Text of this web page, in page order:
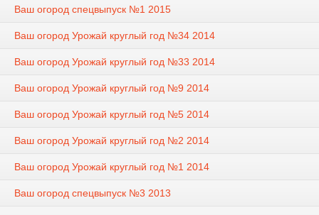
Ваш огород спецвыпуск №1 2015
Ваш огород Урожай круглый год №34 2014
Ваш огород Урожай круглый год №33 2014
Ваш огород Урожай круглый год №9 2014
Ваш огород Урожай круглый год №5 2014
Ваш огород Урожай круглый год №2 2014
Ваш огород Урожай круглый год №1 2014
Ваш огород спецвыпуск №3 2013